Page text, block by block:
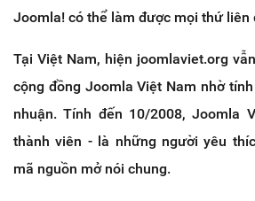
Joomla! có thể làm được mọi thứ liên
Tại Việt Nam, hiện joomlaviet.org
cộng đồng Joomla Việt Nam nhờ
nhuận. Tính đến 10/2008, Joomla
thành viên - là những người yêu
mã nguồn mở nói chung.